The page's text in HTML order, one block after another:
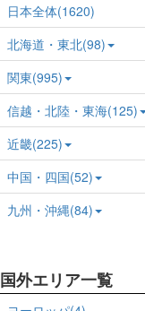
日本全体(1620)
北海道・東北(98)
関東(995)
信越・北陸・東海(125)
近畿(225)
中国・四国(52)
九州・沖縄(84)
国外エリア一覧